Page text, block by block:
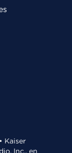
Kaiser
Inc., en